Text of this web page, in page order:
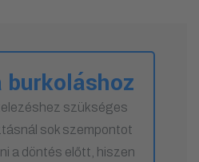
burkoláshoz
szükséges
sok szempontot
a döntés előtt, hiszen